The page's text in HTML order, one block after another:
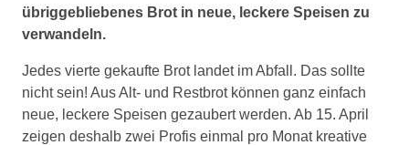
übriggebliebenes Brot in neue, leckere Speisen zu
verwandeln.
Jedes vierte gekaufte Brot landet im Abfall. Das sollte
nicht sein! Aus Alt- und Restbrot können ganz einfach
neue, leckere Speisen gezaubert werden. Ab 15. April
zeigen deshalb zwei Profis einmal pro Monat kreative